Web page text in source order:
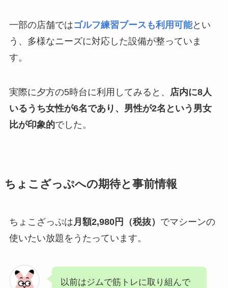
一部の店舗ではゴルフ練習ブースも利用可能とい
う、多様なニーズに対応した設備が整っていま
す。
実際に夕方の5時台に利用してみると、 店内に8人
いるうち女性が6名であり、男性が2名という男女
比が印象的でした。
ちょこざっぷへの期待と事前情報
ちょこざっぷは月額2,980円（税抜） でマシーンの
使いたい放題をうたっています。
以前はジムで筋トレに取り組んで